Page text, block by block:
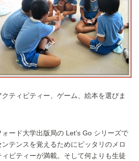
ティビティー、ゲーム、絵本を選びま
ード大学出版局の Let’s Go シリーズで
テンスを覚えるためにピッタリのメロ
ビティーが満載。そして何よりも生徒